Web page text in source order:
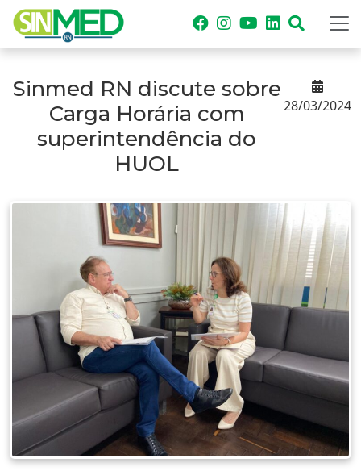
Sinmed RN discute sobre
Carga Horária com
superintendência do
HUOL
28/03/2024